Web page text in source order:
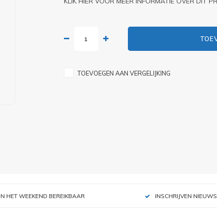
TOEVOEGEN AAN VERGELIJKING
HET WEEKEND BEREIKBAAR INSCHRIJVEN